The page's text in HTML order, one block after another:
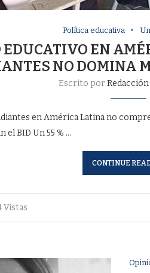
Política educativa
EDUCATIVO EN
NO DOMINA
Escrito por
en América Latina no
el BID Un 55 % …
CONTINUE
Vistas